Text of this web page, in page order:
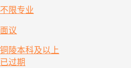
不限专业
面议
铜陵本科及以上
已过期